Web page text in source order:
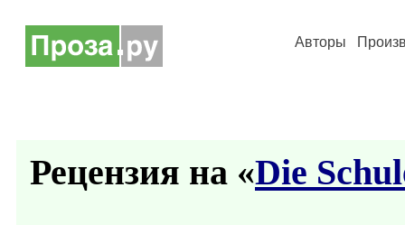
Авторы
Рецензия на «Die